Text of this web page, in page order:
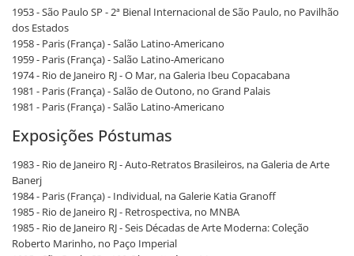
1953 - São Paulo SP - 2ª Bienal Internacional de São Paulo, no Pavilhão
dos Estados
1958 - Paris (França) - Salão Latino-Americano
1959 - Paris (França) - Salão Latino-Americano
1974 - Rio de Janeiro RJ - O Mar, na Galeria Ibeu Copacabana
1981 - Paris (França) - Salão de Outono, no Grand Palais
1981 - Paris (França) - Salão Latino-Americano
Exposições Póstumas
1983 - Rio de Janeiro RJ - Auto-Retratos Brasileiros, na Galeria de Arte
Banerj
1984 - Paris (França) - Individual, na Galerie Katia Granoff
1985 - Rio de Janeiro RJ - Retrospectiva, no MNBA
1985 - Rio de Janeiro RJ - Seis Décadas de Arte Moderna: Coleção
Roberto Marinho, no Paço Imperial